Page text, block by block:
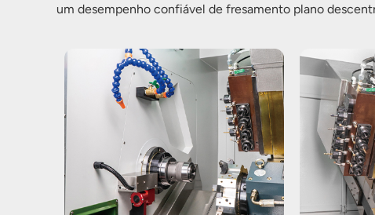
um desempenho confiável de fresamento plano